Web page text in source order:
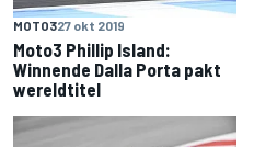
MOTO327 okt 2019
Moto3 Phillip Island:
Winnende Dalla Porta pakt
wereldtitel